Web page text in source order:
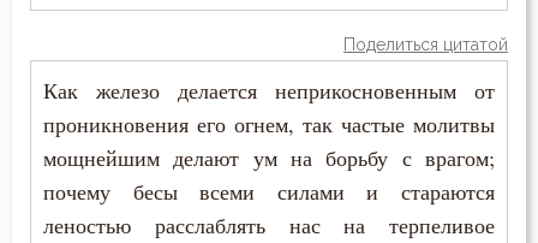
Поделиться цитатой
Как железо делается неприкосновенным от
проникновения его огнем, так частые молитвы
мощнейшим делают ум на борьбу с врагом;
почему бесы всеми силами и стараются
леностью расслаблять нас на терпеливое